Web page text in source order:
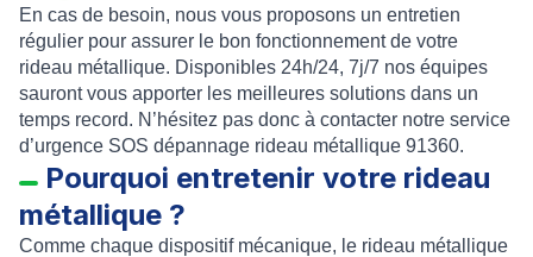
En cas de besoin, nous vous proposons un entretien
régulier pour assurer le bon fonctionnement de votre
rideau métallique. Disponibles 24h/24, 7j/7 nos équipes
sauront vous apporter les meilleures solutions dans un
temps record. N’hésitez pas donc à contacter notre service
d’urgence SOS dépannage rideau métallique 91360.
Pourquoi entretenir votre rideau
métallique ?
Comme chaque dispositif mécanique, le rideau métallique